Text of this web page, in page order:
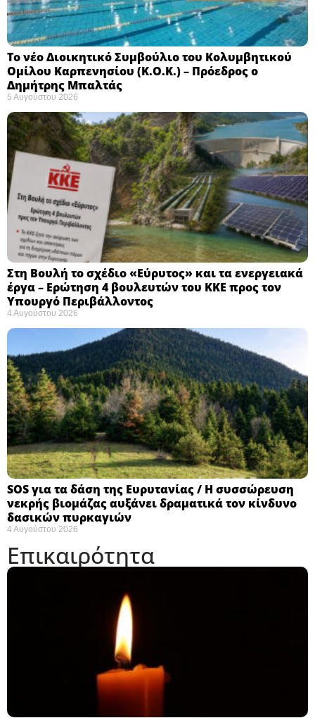
Το νέο Διοικητικό Συμβούλιο του Κολυμβητικού
Ομίλου Καρπενησίου (Κ.Ο.Κ.) – Πρόεδρος ο
Δημήτρης Μπαλτάς
5 Αυγούστου 2026
Στη Βουλή το σχέδιο «Εύρυτος» και τα ενεργειακά
έργα – Ερώτηση 4 βουλευτών του ΚΚΕ προς τον
Υπουργό Περιβάλλοντος
4 Αυγούστου 2026
SOS για τα δάση της Ευρυτανίας / Η συσσώρευση
νεκρής βιομάζας αυξάνει δραματικά τον κίνδυνο
δασικών πυρκαγιών
4 Αυγούστου 2026
Επικαιρότητα